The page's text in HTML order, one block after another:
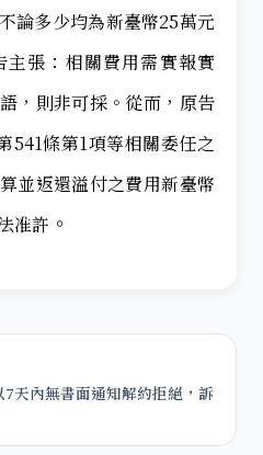
論多少均為新臺幣25萬元
主張：相關費用需實報實
，則非可採。從而，原告
541條第1項等相關委任之
並返還溢付之費用新臺幣
准許 。
天內無書面通知解約拒絕，訴